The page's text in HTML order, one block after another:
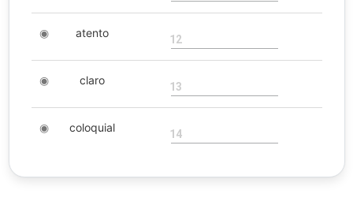
◉ atento 12
◉ claro 13
◉ coloquial 14